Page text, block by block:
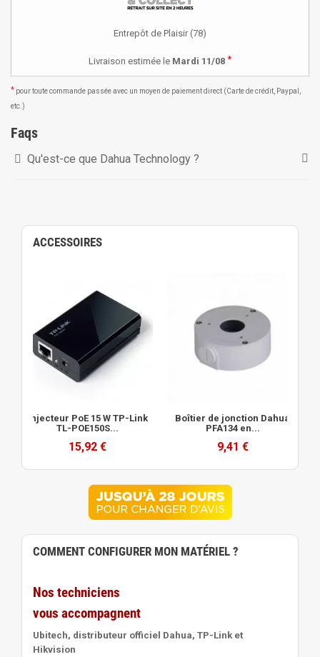
Entrepôt de Plaisir (78)
Livraison estimée le Mardi 11/08 *
* pour toute commande passée avec un moyen de paiement direct (Carte de crédit, Paypal,
etc.)
Faqs
Qu'est-ce que Dahua Technology ?
ACCESSOIRES
Injecteur PoE 15 W TP-Link
TL-POE150S...
15,92 €
Boîtier de jonction Dahua
PFA134 en...
9,41 €
COMMENT CONFIGURER MON MATÉRIEL ?
Nos techniciens
vous accompagnent
Ubitech, distributeur officiel Dahua, TP-Link et
Hikvision